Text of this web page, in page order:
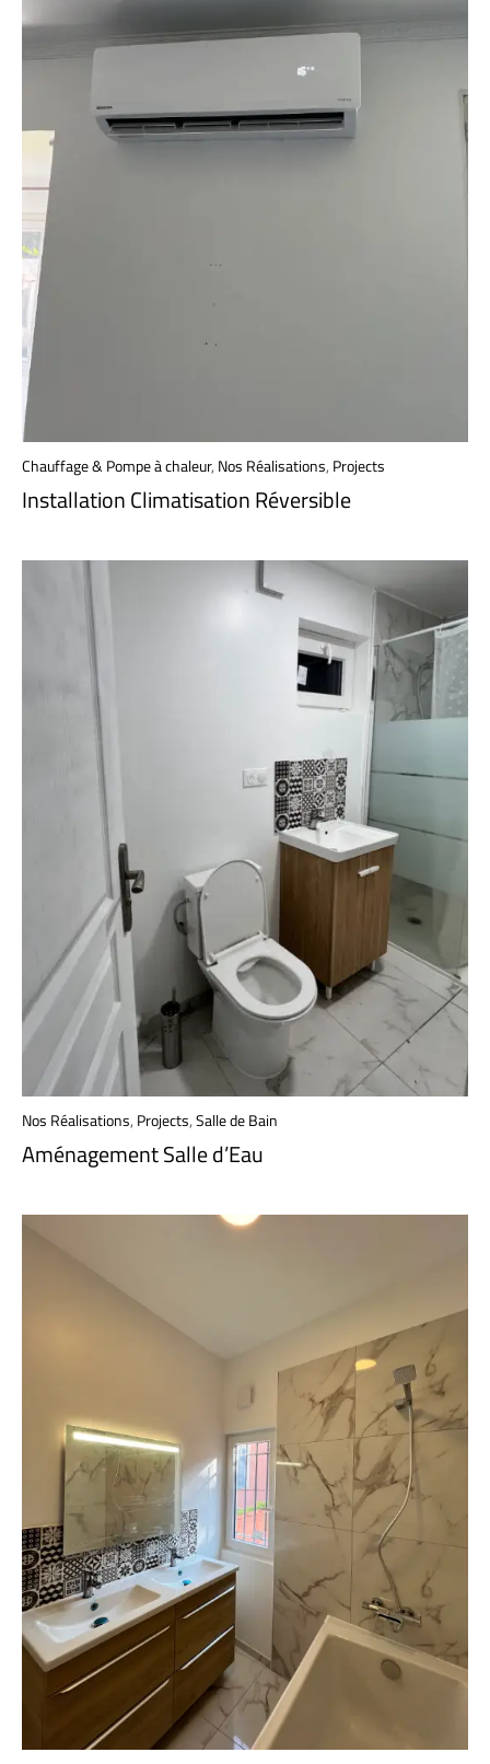
Chauffage & Pompe à chaleur, Nos Réalisations, Projects
Installation Climatisation Réversible
Nos Réalisations, Projects,Salle de Bain
Aménagement Salle d’Eau